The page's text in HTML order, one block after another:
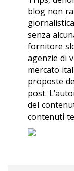
blog non
senza
fornitore
agenzie di
mercato
proposte
post.
del
contenuti